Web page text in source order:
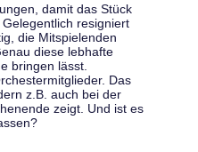
damit das Stück
resigniert
die Mitspielenden
diese lebhafte
bringen lässt.
Das
z.B. auch bei der
zeigt. Und ist es